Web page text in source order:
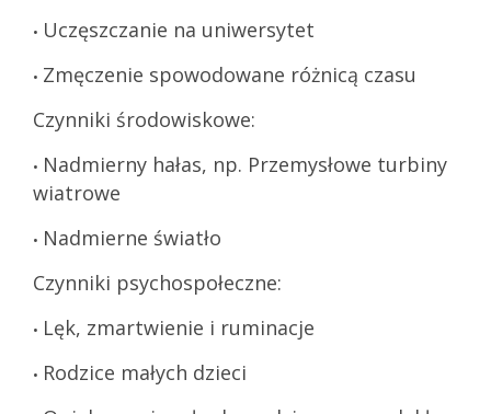
• Uczęszczanie na uniwersytet
• Zmęczenie spowodowane różnicą czasu
Czynniki środowiskowe:
• Nadmierny hałas, np. Przemysłowe turbiny
wiatrowe
• Nadmierne światło
Czynniki psychospołeczne:
• Lęk, zmartwienie i ruminacje
• Rodzice małych dzieci